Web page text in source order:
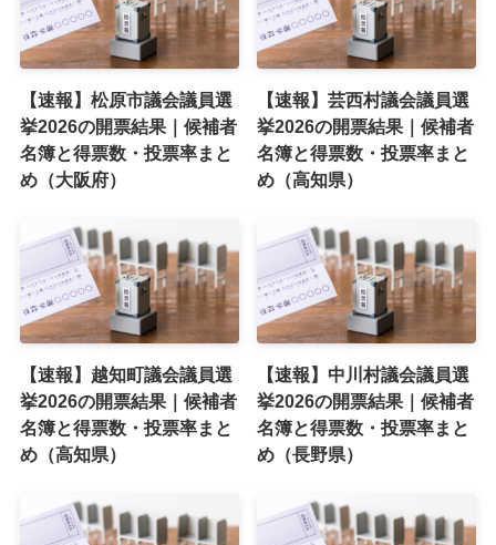
【速報】松原市議会議員選
挙2026の開票結果｜候補者
名簿と得票数・投票率まと
め（大阪府）
【速報】芸西村議会議員選
挙2026の開票結果｜候補者
名簿と得票数・投票率まと
め（高知県）
【速報】越知町議会議員選
挙2026の開票結果｜候補者
名簿と得票数・投票率まと
め（高知県）
【速報】中川村議会議員選
挙2026の開票結果｜候補者
名簿と得票数・投票率まと
め（長野県）